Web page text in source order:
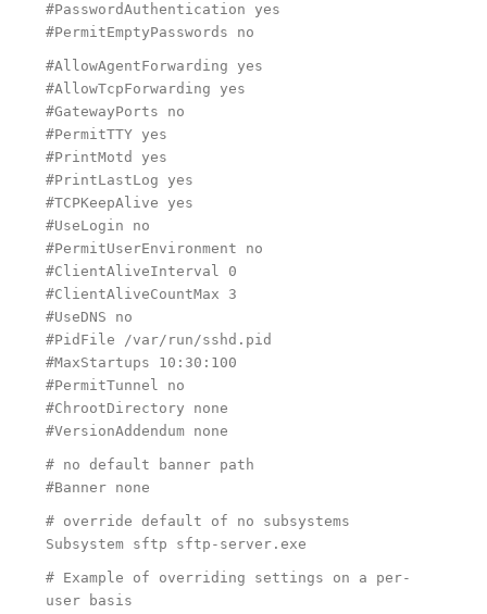
#PasswordAuthentication yes
#PermitEmptyPasswords no
#AllowAgentForwarding yes
#AllowTcpForwarding yes
#GatewayPorts no
#PermitTTY yes
#PrintMotd yes
#PrintLastLog yes
#TCPKeepAlive yes
#UseLogin no
#PermitUserEnvironment no
#ClientAliveInterval 0
#ClientAliveCountMax 3
#UseDNS no
#PidFile /var/run/sshd.pid
#MaxStartups 10:30:100
#PermitTunnel no
#ChrootDirectory none
#VersionAddendum none
# no default banner path
#Banner none
# override default of no subsystems
Subsystem sftp sftp-server.exe
# Example of overriding settings on a per-
user basis